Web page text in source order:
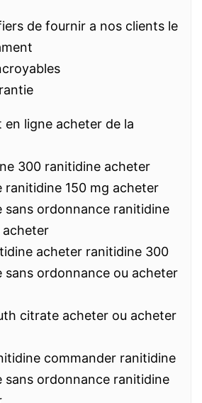
de fournir a nos clients le
ligne acheter de la
300 ranitidine acheter
ranitidine 150 mg acheter
sans ordonnance ranitidine
acheter ranitidine 300
sans ordonnance ou acheter
citrate acheter ou acheter
commander ranitidine
sans ordonnance ranitidine